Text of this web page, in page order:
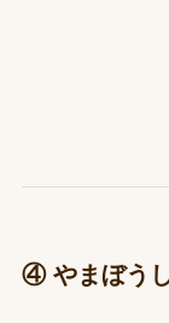
④ やまぼう